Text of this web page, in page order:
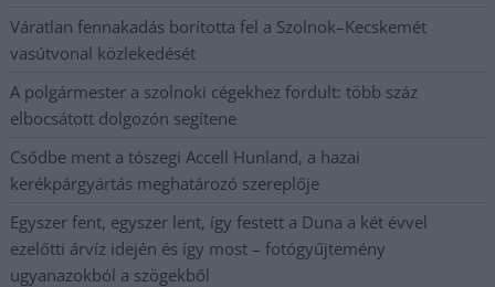
Váratlan fennakadás borította fel a Szolnok–Kecskemét
vasútvonal közlekedését
A polgármester a szolnoki cégekhez fordult: több száz
elbocsátott dolgozón segítene
Csődbe ment a tószegi Accell Hunland, a hazai
kerékpárgyártás meghatározó szereplője
Egyszer fent, egyszer lent, így festett a Duna a két évvel
ezelőtti árvíz idején és így most – fotógyűjtemény
ugyanazokból a szögekből